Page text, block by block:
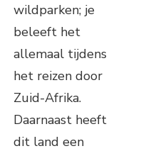
wildparken; je
beleeft het
allemaal tijdens
het reizen door
Zuid-Afrika.
Daarnaast heeft
dit land een